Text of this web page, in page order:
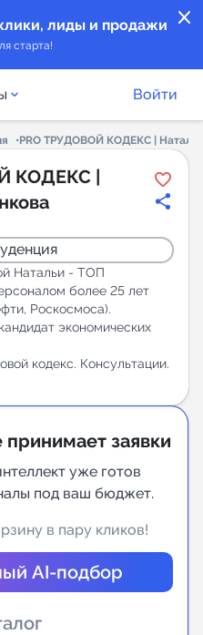
close
лиды и продажи
старта!
в Telegram
Войти
PRO ТРУДОВОЙ КОДЕКС ⁠|
КОДЕКС ⁠|
Натальи - ТОП
более 25 лет
Роскосмоса).
экономических
кодекс. Консультации.
заявки
уже готов
под ваш бюджет.
в пару кликов!
AI-подбор